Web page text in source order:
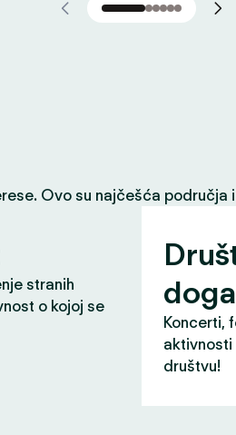
Ovo su najčešća područja
stranih
o kojoj se
Koncerti,
aktivnosti
društvu!